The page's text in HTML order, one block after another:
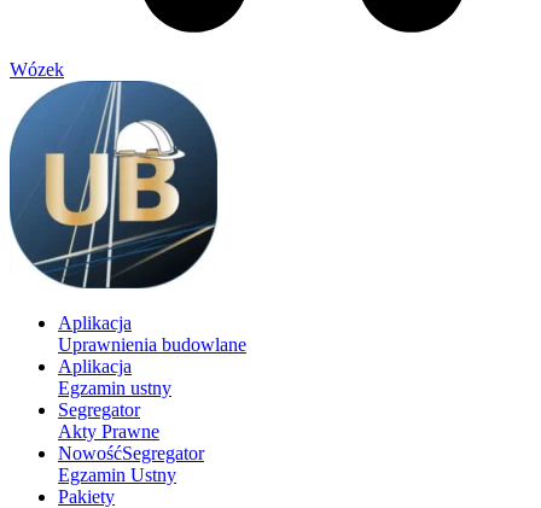
Wózek
Aplikacja
Uprawnienia budowlane
Aplikacja
Egzamin ustny
Segregator
Akty Prawne
NowośćSegregator
Egzamin Ustny
Pakiety